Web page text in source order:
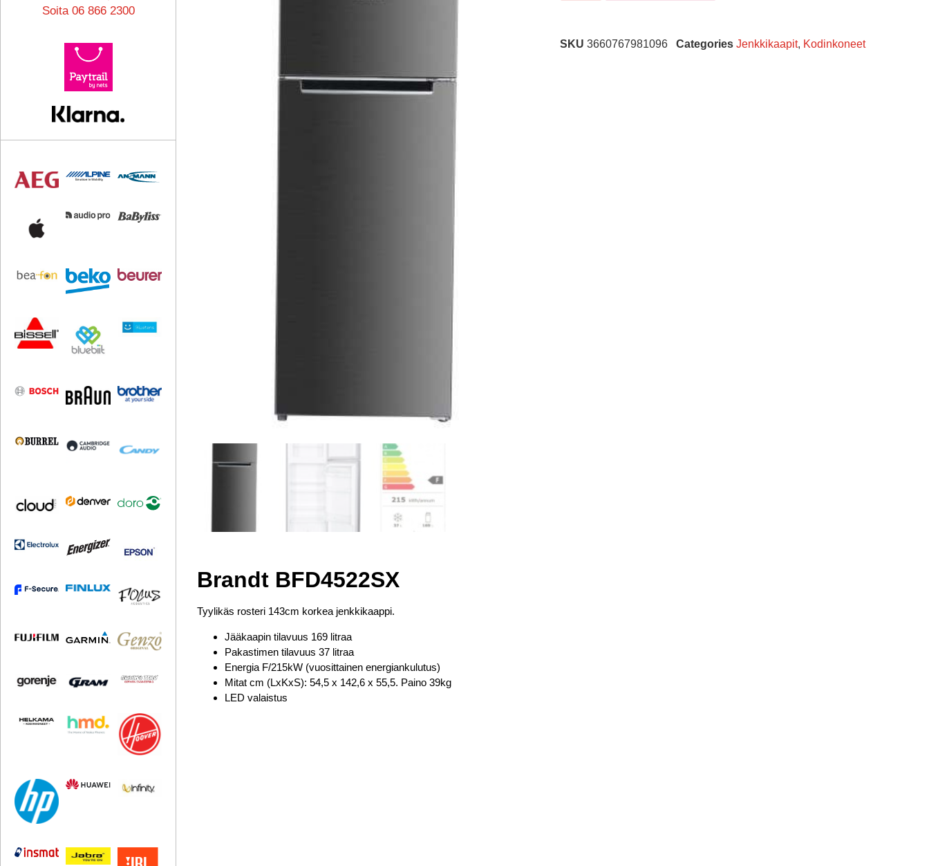
Soita 06 866 2300
SKU 3660767981096 Categories Jenkkikaapit, Kodinkoneet
Brandt BFD4522SX
Tyylikäs rosteri 143cm korkea jenkkikaappi.
Jääkaapin tilavuus 169 litraa
Pakastimen tilavuus 37 litraa
Energia F/215kW (vuosittainen energiankulutus)
Mitat cm (LxKxS): 54,5 x 142,6 x 55,5. Paino 39kg
LED valaistus